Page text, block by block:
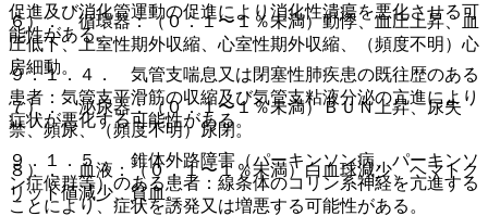
促進及び消化管運動の促進により消化性潰瘍を悪化させる可
能性がある。
９．１．４． 気管支喘息又は閉塞性肺疾患の既往歴のある
患者：気管支平滑筋の収縮及び気管支粘液分泌の亢進により
症状が悪化する可能性がある。
９．１．５． 錐体外路障害（パーキンソン病、パーキンソ
ン症候群等）のある患者：線条体のコリン系神経を亢進する
ことにより、症状を誘発又は増悪する可能性がある。
６）． 循環器：（０．１〜１％未満）動悸、血圧上昇、血
圧低下、上室性期外収縮、心室性期外収縮、（頻度不明）心
房細動。
７）． 泌尿器：（０．１〜１％未満）ＢＵＮ上昇、尿失
禁、頻尿、（頻度不明）尿閉。
８）． 血液：（０．１〜１％未満）白血球減少、ヘマトク
リット値減少、貧血。